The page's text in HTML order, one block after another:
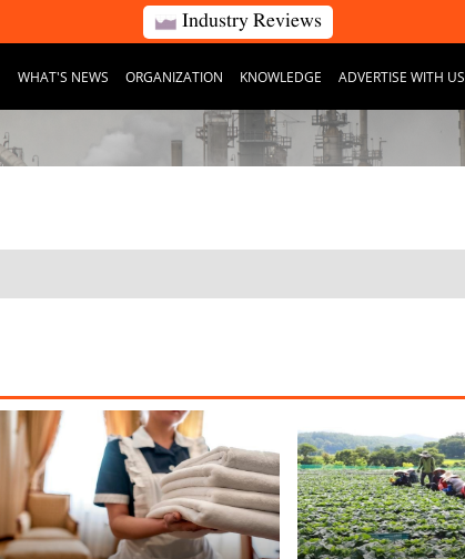
Industry Reviews
WHAT'S NEWS ORGANIZATION KNOWLEDGE ADVERTISE WITH US